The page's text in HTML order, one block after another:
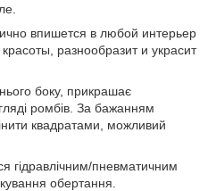
впишется в любой интерьер
разнообразит и украсит
боку, прикрашає
ромбів. За бажанням
квадратами, можливий
гідравлічним/пневматичним
обертання.